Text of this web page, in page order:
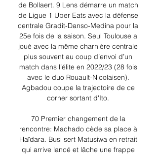
de Bollaert. 9 Lens démarre un match
de Ligue 1 Uber Eats avec la défense
centrale Gradit-Danso-Medina pour la
25e fois de la saison. Seul Toulouse a
joué avec la même charnière centrale
plus souvent au coup d’envoi d’un
match dans l’élite en 2022/23 (28 fois
avec le duo Rouault-Nicolaisen).
Agbadou coupe la trajectoire de ce
corner sortant d'Ito.
70 Premier changement de la
rencontre: Machado cède sa place à
Haïdara. Busi sert Matusiwa en retrait
qui arrive lancé et lâche une frappe